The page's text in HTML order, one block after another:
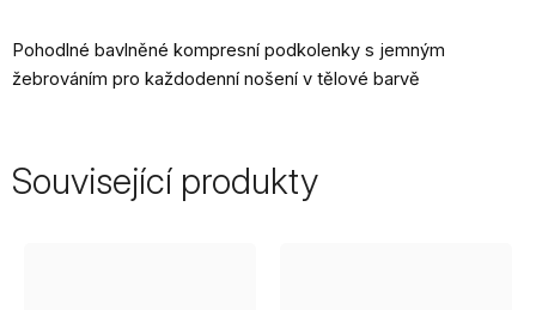
Pohodlné bavlněné kompresní podkolenky s jemným
žebrováním pro každodenní nošení v tělové barvě
Související produkty